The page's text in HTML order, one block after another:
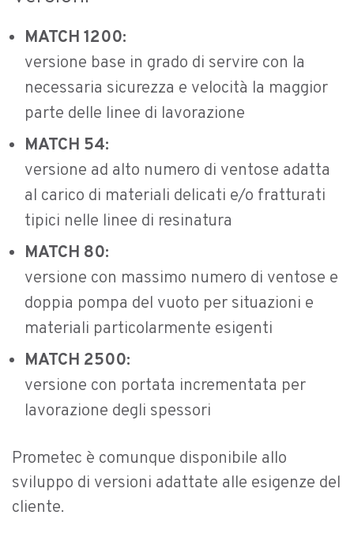
MATCH 1200:
versione base in grado di servire con la
necessaria sicurezza e velocità la maggior
parte delle linee di lavorazione
MATCH 54:
versione ad alto numero di ventose adatta
al carico di materiali delicati e/o fratturati
tipici nelle linee di resinatura
MATCH 80:
versione con massimo numero di ventose e
doppia pompa del vuoto per situazioni e
materiali particolarmente esigenti
MATCH 2500:
versione con portata incrementata per
lavorazione degli spessori
Prometec è comunque disponibile allo
sviluppo di versioni adattate alle esigenze del
cliente.